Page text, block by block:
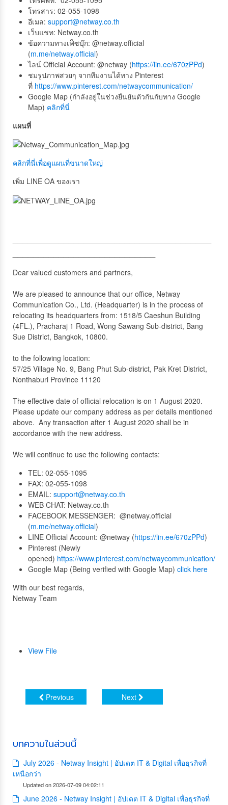
โทรสาร: 02-055-1098
อีเมล: support@netway.co.th
เว็บแชท: Netway.co.th
ข้อความทางเฟ็ซบุ๊ก: @netway.official
(m.me/netway.official)
ไลน์ Official Account: @netway (https://lin.ee/670zPPd)
ชมรูปภาพสวยๆ จากทีมงานได้ทาง Pinterest
ที่ https://www.pinterest.com/netwaycommunication/
Google Map (กำลังอยู่ในช่วงยืนยันตัวกันกับทาง Google
Map) คลิกที่นี่
แผนที่
คลิกที่นี่เพื่อดูแผนที่ขนาดใหญ่
เพิ่ม LINE OA ของเรา
Dear valued customers and partners,
We are pleased to announce that our office, Netway
Communication Co., Ltd. (Headquarter) is in the process of
relocating its headquarters from: 1518/5 Caeshun Building
(4FL.), Pracharaj 1 Road, Wong Sawang Sub-district, Bang
Sue District, Bangkok, 10800.
to the following location:
57/25 Village No. 9, Bang Phut Sub-district, Pak Kret District,
Nonthaburi Province 11120
The effective date of official relocation is on 1 August 2020.
Please update our company address as per details mentioned
above. Any transaction after 1 August 2020 shall be in
accordance with the new address.
We will continue to use the following contacts:
TEL: 02-055-1095
FAX: 02-055-1098
EMAIL: support@netway.co.th
WEB CHAT: Netway.co.th
FACEBOOK MESSENGER: @netway.official
(m.me/netway.official)
LINE Official Account: @netway (https://lin.ee/670zPPd)
Pinterest (Newly
opened) https://www.pinterest.com/netwaycommunication/
Google Map (Being verified with Google Map) click here
With our best regards,
Netway Team
View File
Previous Next
บทความในส่วนนี้
July 2026 - Netway Insight | อัปเดต IT & Digital เพื่อธุรกิจที่
เหนือกว่า
Updated on 2026-07-09 04:02:11
June 2026 - Netway Insight | อัปเดต IT & Digital เพื่อธุรกิจที่